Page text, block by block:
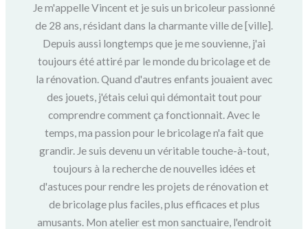
Je m'appelle Vincent et je suis un bricoleur passionné
de 28 ans, résidant dans la charmante ville de [ville].
Depuis aussi longtemps que je me souvienne, j'ai
toujours été attiré par le monde du bricolage et de
la rénovation. Quand d'autres enfants jouaient avec
des jouets, j'étais celui qui démontait tout pour
comprendre comment ça fonctionnait. Avec le
temps, ma passion pour le bricolage n'a fait que
grandir. Je suis devenu un véritable touche-à-tout,
toujours à la recherche de nouvelles idées et
d'astuces pour rendre les projets de rénovation et
de bricolage plus faciles, plus efficaces et plus
amusants. Mon atelier est mon sanctuaire, l'endroit